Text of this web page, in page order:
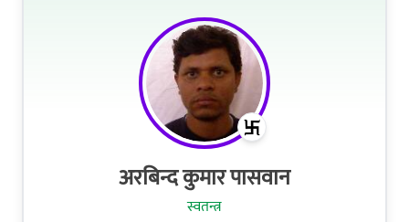
अरबिन्द कुमार पासवान
स्वतन्त्र